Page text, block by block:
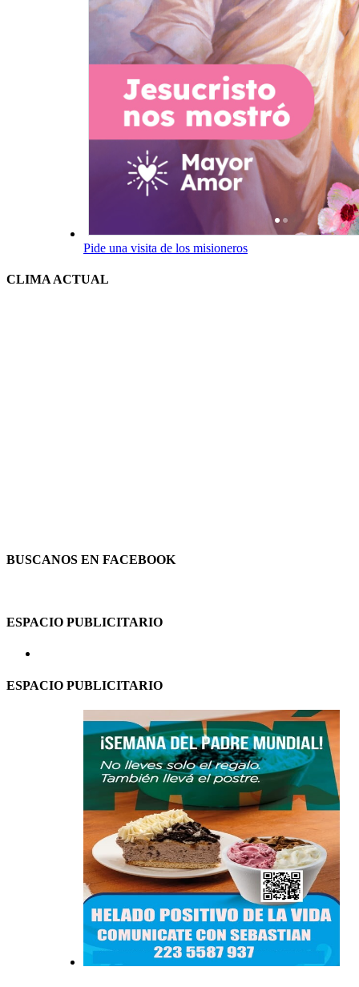
Pide una visita de los misioneros
CLIMA ACTUAL
BUSCANOS EN FACEBOOK
ESPACIO PUBLICITARIO
ESPACIO PUBLICITARIO